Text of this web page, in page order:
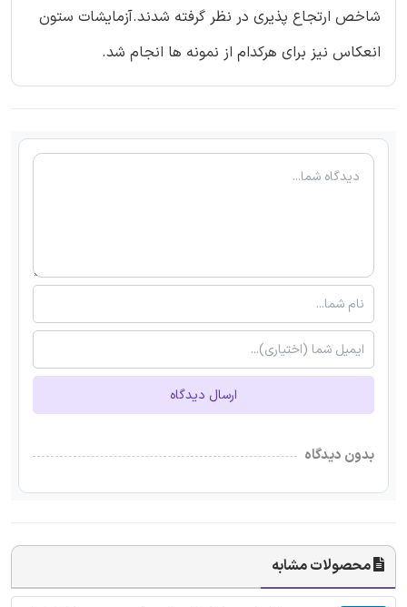
شاخص ارتجاع پذیری در نظر گرفته شدند.آزمایشات ستون
انعکاس نیز برای هرکدام از نمونه ها انجام شد.
ارسال دیدگاه
بدون دیدگاه
محصولات مشابه